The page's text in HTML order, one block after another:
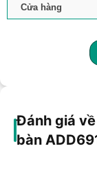
Đánh giá
bàn